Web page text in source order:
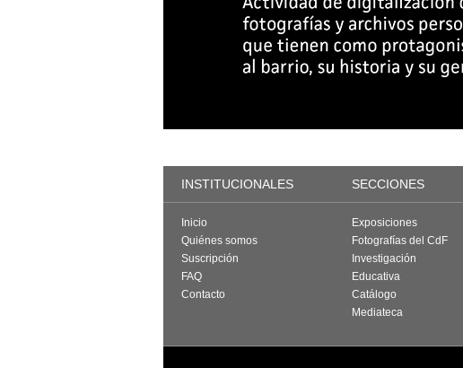
INSTITUCIONALES SECCIONES
Inicio
Quiénes somos
Suscripción
FAQ
Contacto
Exposiciones
Fotografías del CdF
Investigación
Educativa
Catálogo
Mediateca